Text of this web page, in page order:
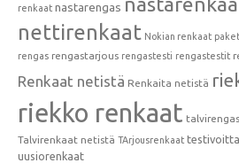
renkaat nastarengas
nettirenkaat Nokian renkaat
rengas rengastarjous rengastesti rengastestit
Renkaat netistä Renkaita netistä
riekko renkaat talvirengas
Talvirenkaat netistä TArjousrenkaat
uusiorenkaat